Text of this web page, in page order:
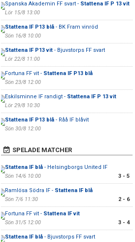
Spanska Akademin FF svart - Stattena IF P 13 vit
Lör 15/8 13:00
Stattena IF P13 blå- BK Fram vinröd
Sön 16/8 10:00
Stattena IF P13 vit- Bjuvstorps FF svart
Lör 22/8 11:00
Fortuna FF vit - Stattena IF P13 blå
Sön 23/8 12:00
Eskilsminne IF randigt - Stattena IF P 13 vit
Lör 29/8 10:30
Stattena IF P13 blå- Råå IF blåvit
Sön 30/8 12:00
SPELADE MATCHER
Stattena IF blå- Helsingborgs United IF
Sön 14/6 10:00
3 - 5
Ramlösa Södra IF - Stattena IF blå
Sön 7/6 11:30
2 - 6
Fortuna FF vit - Stattena IF vit
Sön 31/5 12:00
3 - 4
Stattena IF blå- Bjuvstorps FF svart